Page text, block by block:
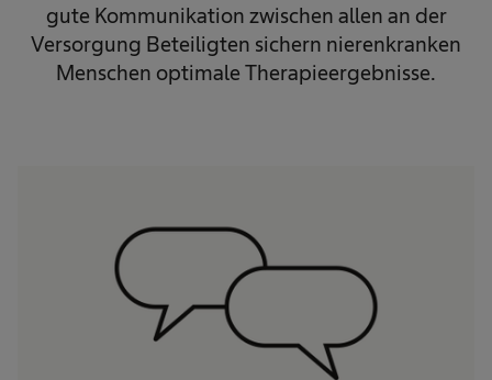
gute Kommunikation zwischen allen an der
Versorgung Beteiligten sichern nierenkranken
Menschen optimale Therapieergebnisse.